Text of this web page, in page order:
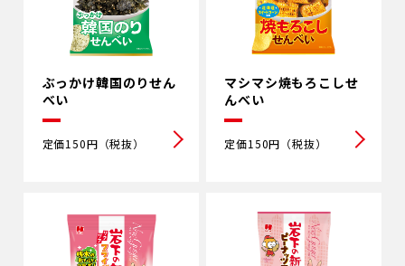
ぶっかけ韓国のりせん
べい
定価150円（税抜）
マシマシ焼もろこしせ
んべい
定価150円（税抜）